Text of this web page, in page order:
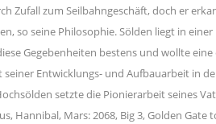
Zufall zum Seilbahngeschäft, doch er
so seine Philosophie. Sölden liegt in
Gegebenheiten bestens und wollte
Entwicklungs- und Aufbauarbeit in
setzte die Pionierarbeit seines
Mars: 2068, Big 3, Golden Gate